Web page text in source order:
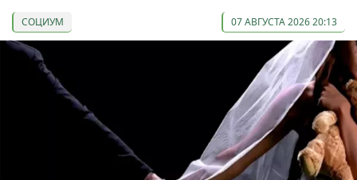
СОЦИУМ 07 АВГУСТА 2026 20:13